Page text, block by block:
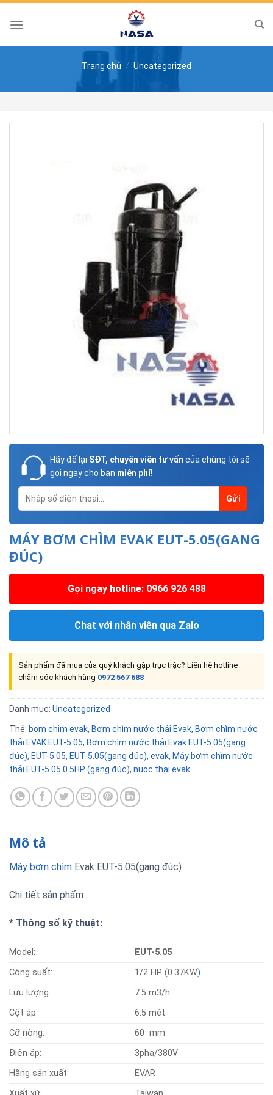
Skip
Trang chủ / Uncategorized
Hãy để lại SĐT, chuyên viên tư vấn của chúng tôi sẽ
gọi ngay cho bạn miễn phí!
MÁY BƠM CHÌM EVAK EUT-5.05(GANG
ĐÚC)
Gọi ngay hotline: 0966 926 488
Chat với nhân viên qua Zalo
Sản phẩm đã mua của quý khách gặp trục trặc? Liên hệ hotline
chăm sóc khách hàng 0972 567 688
Danh mục: Uncategorized
Thẻ: bom chim evak, Bơm chìm nước thải Evak, Bơm chìm nước
thải EVAK EUT-5.05, Bơm chìm nước thải Evak EUT-5.05(gang
đúc), EUT-5.05, EUT-5.05(gang đúc), evak, Máy bơm chìm nước
thải EUT-5.05 0.5HP (gang đúc), nuoc thai evak
Mô tả
Máy bơm chìm Evak EUT-5.05(gang đúc)
Chi tiết sản phẩm
* Thông số kỹ thuật:
Model:
EUT-5.05
Công suất:
1/2 HP (0.37KW)
Lưu lượng:
7.5 m3/h
Cột áp:
6.5 mét
Cỡ nòng:
60 mm
Điện áp:
3pha/380V
Hãng sản xuất:
EVAR